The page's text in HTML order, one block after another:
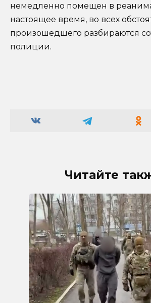
немедленно помещен в
настоящее время, во всех
произошедшего разбираются
полиции.
Читайте